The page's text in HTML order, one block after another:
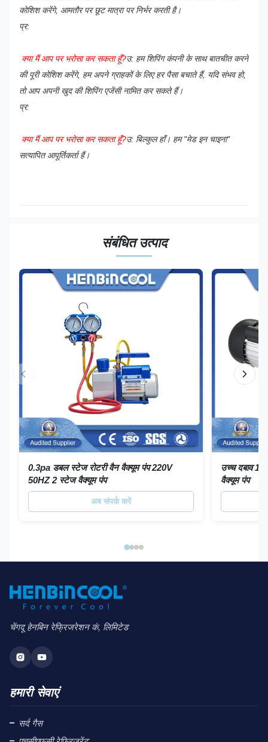
कोशिश करेंगे, आमतौर पर छूट मात्रा पर निर्भर करती है।
प्र:
क्या मैं आप पर भरोसा कर सकता हूँ?उ: हम शिपिंग कंपनी के साथ बातचीत करने
की पूरी कोशिश करेंगे, हम अपने ग्राहकों के लिए हर पैसा बचाते हैं, यदि संभव हो,
तो आप अपनी खुद की शिपिंग एजेंसी नामित कर सकते हैं।
प्र:
क्या मैं आप पर भरोसा कर सकता हूँ?उ: बिल्कुल हाँ। हम "मेड इन चाइना"
सत्यापित आपूर्तिकर्ता हैं।
संबंधित उत्पाद
0.3pa डबल स्टेज रोटरी वैन वैक्यूम पंप 220V
50HZ 2 स्टेज वैक्यूम पंप
अब संपर्क करें
उच्च दबाव
वैक्यूम पंप
चेंगदू हेनबिन रेफ्रिजरेशन कं, लिमिटेड
हमारी सेवाएं
सर्द गैस